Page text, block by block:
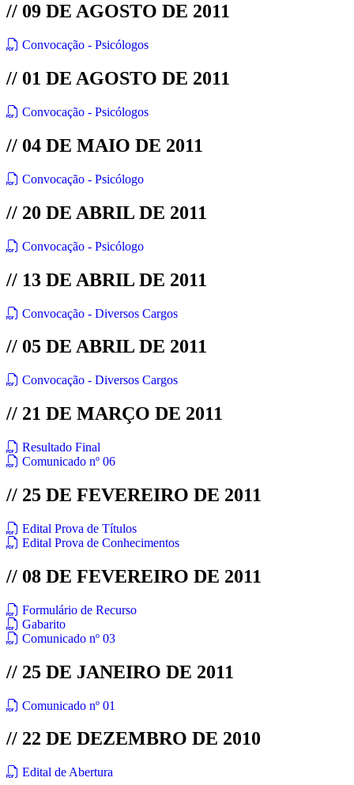
// 09 DE AGOSTO DE 2011
Convocação - Psicólogos
// 01 DE AGOSTO DE 2011
Convocação - Psicólogos
// 04 DE MAIO DE 2011
Convocação - Psicólogo
// 20 DE ABRIL DE 2011
Convocação - Psicólogo
// 13 DE ABRIL DE 2011
Convocação - Diversos Cargos
// 05 DE ABRIL DE 2011
Convocação - Diversos Cargos
// 21 DE MARÇO DE 2011
Resultado Final
Comunicado nº 06
// 25 DE FEVEREIRO DE 2011
Edital Prova de Títulos
Edital Prova de Conhecimentos
// 08 DE FEVEREIRO DE 2011
Formulário de Recurso
Gabarito
Comunicado nº 03
// 25 DE JANEIRO DE 2011
Comunicado nº 01
// 22 DE DEZEMBRO DE 2010
Edital de Abertura